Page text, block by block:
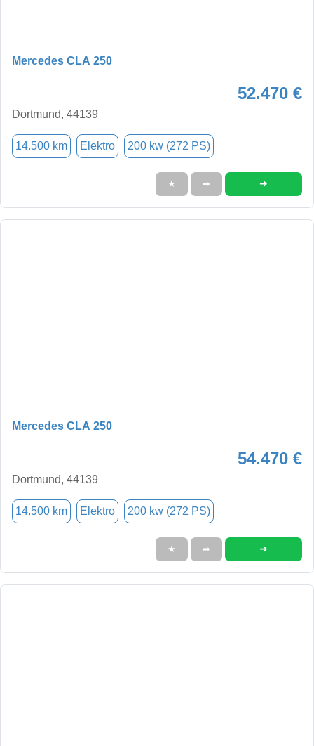
Mercedes CLA 250
52.470 €
Dortmund, 44139
14.500 km Elektro 200 kw (272 PS)
★ ➦ ➜
Mercedes CLA 250
54.470 €
Dortmund, 44139
14.500 km Elektro 200 kw (272 PS)
★ ➦ ➜